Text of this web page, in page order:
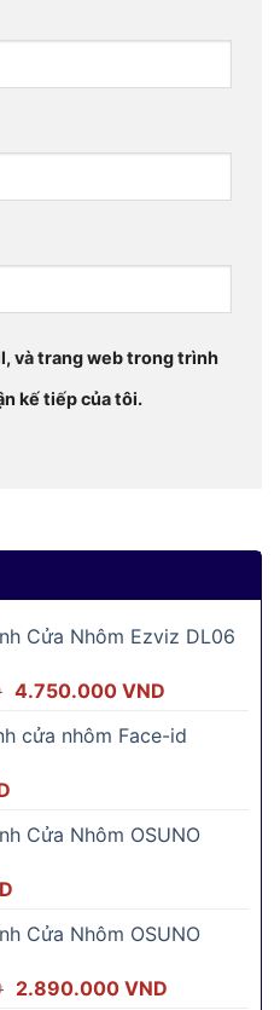
và trang web trong trình
kế tiếp của tôi.
Cửa Nhôm Ezviz DL06
Giá
là:
4.750.000 VNDGiá
tại
cửa nhôm Face-id
Cửa Nhôm OSUNO
Cửa Nhôm OSUNO
Giá
2.890.000 VNDGiá